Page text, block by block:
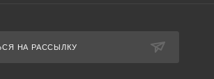
НА РАССЫЛКУ